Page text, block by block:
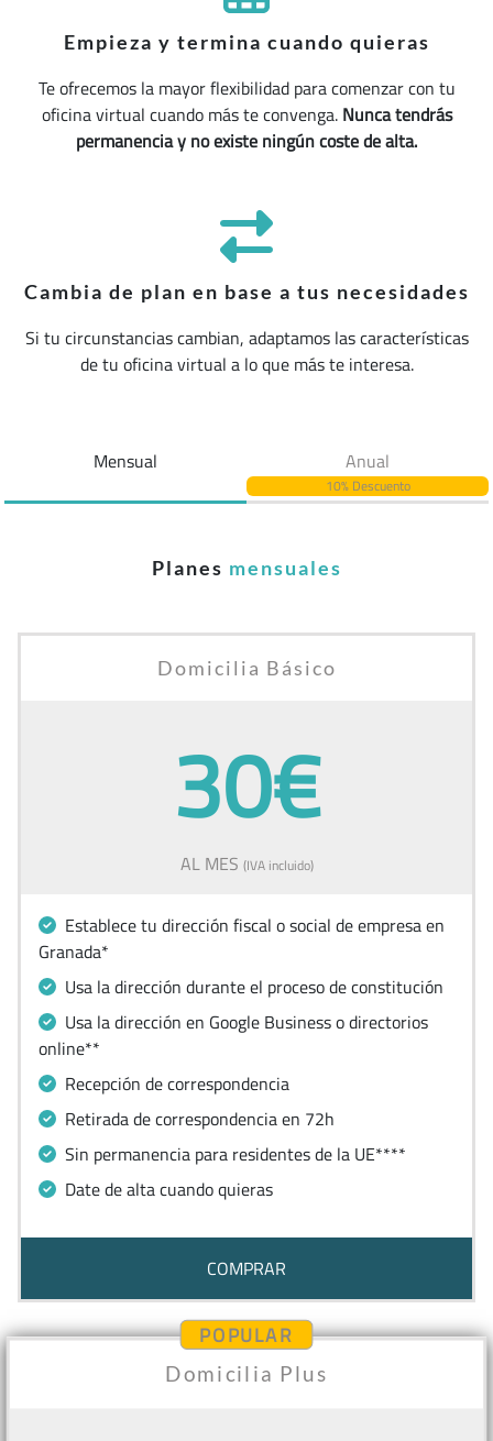
Empieza y termina cuando quieras
Te ofrecemos la mayor flexibilidad para comenzar con tu
oficina virtual cuando más te convenga.Nunca tendrás
permanencia y no existe ningún coste de alta.
Cambia de plan en base a tus necesidades
Si tu circunstancias cambian, adaptamos las características
de tu oficina virtual a lo que más te interesa.
Mensual Anual
10% Descuento
Planes mensuales
Domicilia Básico
30€
AL MES (IVA incluido)
Establece tu dirección fiscal o social de empresa en
Granada*
Usa la dirección durante el proceso de constitución
Usa la dirección en Google Business o directorios
online**
Recepción de correspondencia
Retirada de correspondencia en 72h
Sin permanencia para residentes de la UE****
Date de alta cuando quieras
COMPRAR
POPULAR
Domicilia Plus